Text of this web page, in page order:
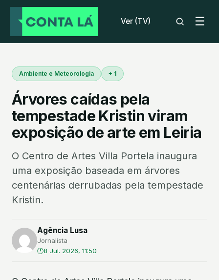
Ver (TV) ☰
Ambiente e Meteorologia + 1
Árvores caídas pela
tempestade Kristin viram
exposição de arte em Leiria
O Centro de Artes Villa Portela inaugura
uma exposição baseada em árvores
centenárias derrubadas pela tempestade
Kristin.
Agência Lusa
Jornalista
8 Jul. 2026, 11:50